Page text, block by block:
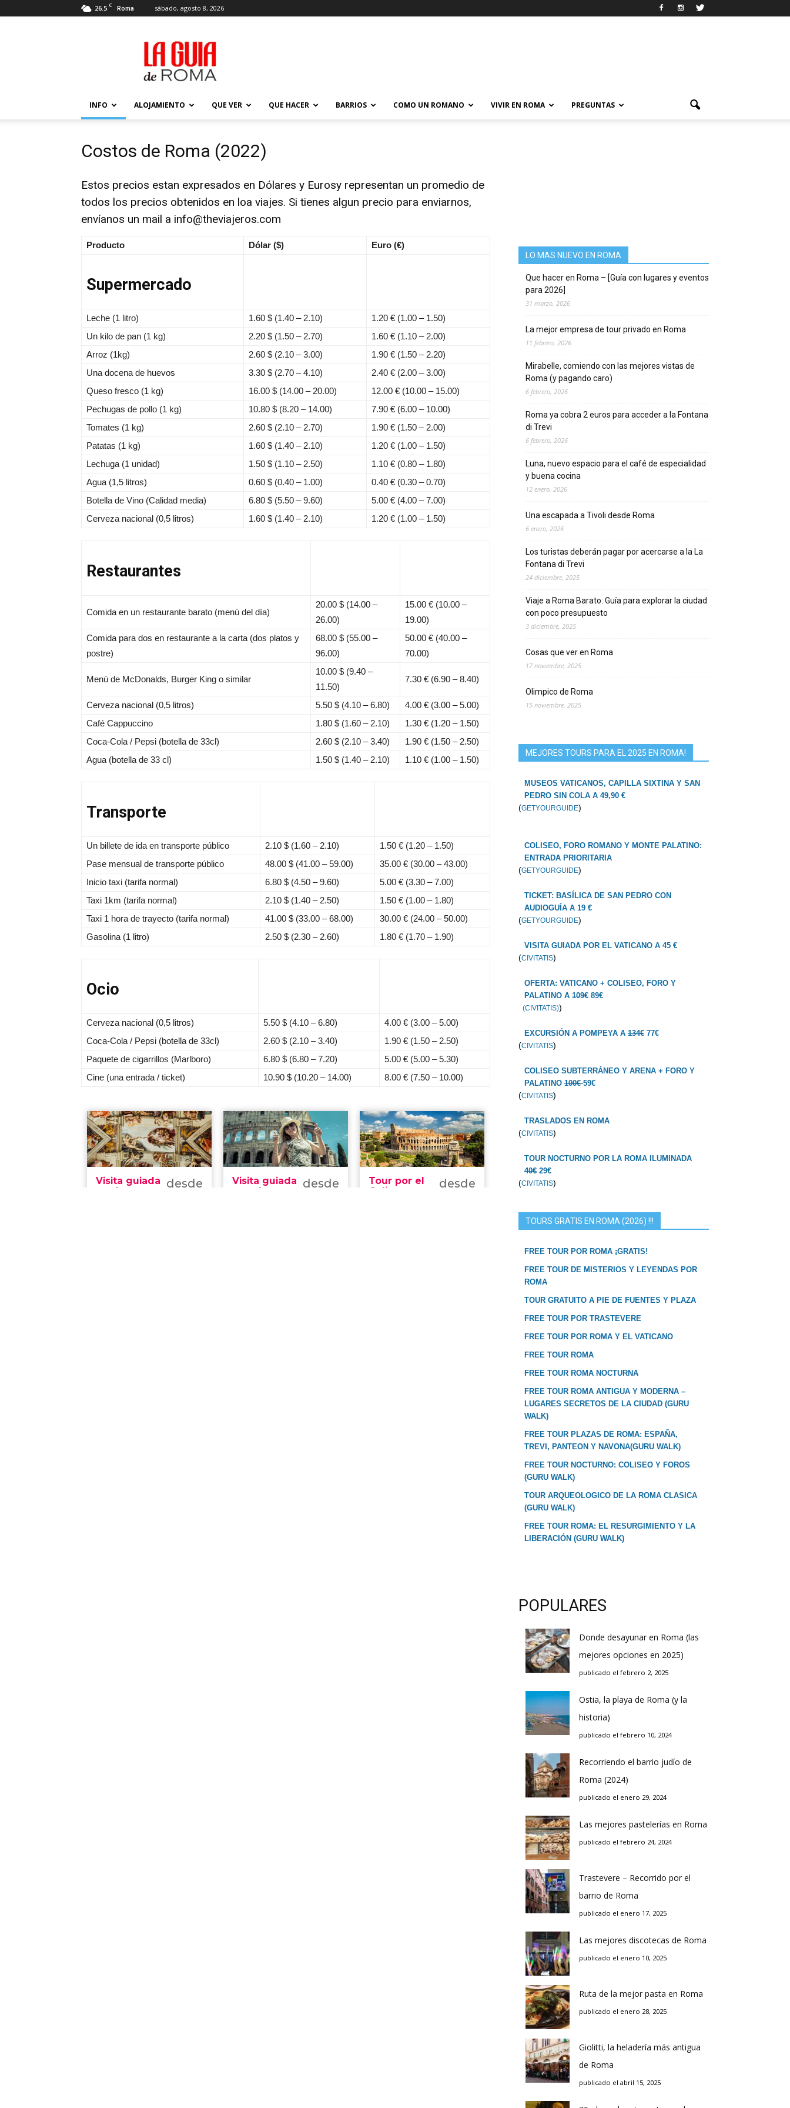
26.5 C Roma sábado, agosto 8, 2026
Actualizada
INFO ALOJAMIENTO QUE VER QUE HACER BARRIOS COMO UN ROMANO VIVIR EN ROMA PREGUNTAS
Costos de Roma (2022)
Estos precios estan expresados en Dólares y Eurosy representan un promedio de
todos los precios obtenidos en loa viajes. Si tienes algun precio para enviarnos,
envíanos un mail a info@theviajeros.com
Producto Dólar ($) Euro (€)
Supermercado
Leche (1 litro) 1.60 $ (1.40 – 2.10) 1.20 € (1.00 – 1.50)
Un kilo de pan (1 kg)
2.20 $ (1.50 – 2.70) 1.60 € (1.10 – 2.00)
Arroz (1kg)
2.60 $ (2.10 – 3.00) 1.90 € (1.50 – 2.20)
Una docena de huevos
3.30 $ (2.70 – 4.10) 2.40 € (2.00 – 3.00)
Queso fresco (1 kg)
16.00 $ (14.00 – 20.00) 12.00 € (10.00 – 15.00)
Pechugas de pollo (1 kg)
10.80 $ (8.20 – 14.00) 7.90 € (6.00 – 10.00)
Tomates (1 kg)
2.60 $ (2.10 – 2.70) 1.90 € (1.50 – 2.00)
Patatas (1 kg)
1.60 $ (1.40 – 2.10) 1.20 € (1.00 – 1.50)
Lechuga (1 unidad)
1.50 $ (1.10 – 2.50) 1.10 € (0.80 – 1.80)
Agua (1,5 litros)
0.60 $ (0.40 – 1.00) 0.40 € (0.30 – 0.70)
Botella de Vino (Calidad media)
6.80 $ (5.50 – 9.60) 5.00 € (4.00 – 7.00)
Cerveza nacional (0,5 litros)
1.60 $ (1.40 – 2.10) 1.20 € (1.00 – 1.50)
Restaurantes
Comida en un restaurante barato (menú del día)
20.00 $ (14.00 –
26.00)
15.00 € (10.00 –
19.00)
Comida para dos en restaurante a la carta (dos platos y
postre)
68.00 $ (55.00 –
96.00)
50.00 € (40.00 –
70.00)
Menú de McDonalds, Burger King o similar
10.00 $ (9.40 –
11.50)
7.30 € (6.90 – 8.40)
Cerveza nacional (0,5 litros) 5.50 $ (4.10 – 6.80) 4.00 € (3.00 – 5.00)
Café Cappuccino
1.80 $ (1.60 – 2.10) 1.30 € (1.20 – 1.50)
Coca-Cola / Pepsi (botella de 33cl)
2.60 $ (2.10 – 3.40) 1.90 € (1.50 – 2.50)
Agua (botella de 33 cl)
1.50 $ (1.40 – 2.10) 1.10 € (1.00 – 1.50)
Transporte
Un billete de ida en transporte público 2.10 $ (1.60 – 2.10) 1.50 € (1.20 – 1.50)
Pase mensual de transporte público
48.00 $ (41.00 – 59.00) 35.00 € (30.00 – 43.00)
Inicio taxi (tarifa normal)
6.80 $ (4.50 – 9.60) 5.00 € (3.30 – 7.00)
Taxi 1km (tarifa normal)
2.10 $ (1.40 – 2.50) 1.50 € (1.00 – 1.80)
Taxi 1 hora de trayecto (tarifa normal)
41.00 $ (33.00 – 68.00) 30.00 € (24.00 – 50.00)
Gasolina (1 litro)
2.50 $ (2.30 – 2.60) 1.80 € (1.70 – 1.90)
Ocio
Cerveza nacional (0,5 litros) 5.50 $ (4.10 – 6.80) 4.00 € (3.00 – 5.00)
Coca-Cola / Pepsi (botella de 33cl)
2.60 $ (2.10 – 3.40) 1.90 € (1.50 – 2.50)
Paquete de cigarrillos (Marlboro)
6.80 $ (6.80 – 7.20) 5.00 € (5.00 – 5.30)
Cine (una entrada / ticket)
10.90 $ (10.20 – 14.00) 8.00 € (7.50 – 10.00)
LO MAS NUEVO EN ROMA
Que hacer en Roma – [Guía con lugares y eventos
para 2026]
31 marzo, 2026
La mejor empresa de tour privado en Roma
11 febrero, 2026
Mirabelle, comiendo con las mejores vistas de
Roma (y pagando caro)
6 febrero, 2026
Roma ya cobra 2 euros para acceder a la Fontana
di Trevi
6 febrero, 2026
Luna, nuevo espacio para el café de especialidad
y buena cocina
12 enero, 2026
Una escapada a Tivoli desde Roma
6 enero, 2026
Los turistas deberán pagar por acercarse a la La
Fontana di Trevi
24 diciembre, 2025
Viaje a Roma Barato: Guía para explorar la ciudad
con poco presupuesto
3 diciembre, 2025
Cosas que ver en Roma
17 noviembre, 2025
Olimpico de Roma
15 noviembre, 2025
MEJORES TOURS PARA EL 2025 EN ROMA!
MUSEOS VATICANOS, CAPILLA SIXTINA Y SAN
PEDRO SIN COLA A 49,90 €
(GETYOURGUIDE)
COLISEO, FORO ROMANO Y MONTE PALATINO:
ENTRADA PRIORITARIA
(GETYOURGUIDE)
TICKET: BASÍLICA DE SAN PEDRO CON
AUDIOGUÍA A 19 €
(GETYOURGUIDE)
VISITA GUIADA POR EL VATICANO A 45 €
(CIVITATIS)
OFERTA: VATICANO + COLISEO, FORO Y
PALATINO A 109€ 89€
(CIVITATIS))
EXCURSIÓN A POMPEYA A 134€ 77€
(CIVITATIS)
COLISEO SUBTERRÁNEO Y ARENA + FORO Y
PALATINO 100€59€
(CIVITATIS)
TRASLADOS EN ROMA
(CIVITATIS)
TOUR NOCTURNO POR LA ROMA ILUMINADA
40€ 29€
(CIVITATIS)
TOURS GRATIS EN ROMA (2026) !!!
FREE TOUR POR ROMA ¡GRATIS!
FREE TOUR DE MISTERIOS Y LEYENDAS POR
ROMA
TOUR GRATUITO A PIE DE FUENTES Y PLAZA
FREE TOUR POR TRASTEVERE
FREE TOUR POR ROMA Y EL VATICANO
FREE TOUR ROMA
FREE TOUR ROMA NOCTURNA
FREE TOUR ROMA ANTIGUA Y MODERNA –
LUGARES SECRETOS DE LA CIUDAD (GURU
WALK)
FREE TOUR PLAZAS DE ROMA: ESPAÑA,
TREVI, PANTEON Y NAVONA(GURU WALK)
FREE TOUR NOCTURNO: COLISEO Y FOROS
(GURU WALK)
TOUR ARQUEOLOGICO DE LA ROMA CLASICA
(GURU WALK)
FREE TOUR ROMA: EL RESURGIMIENTO Y LA
LIBERACIÓN (GURU WALK)
POPULARES
Donde desayunar en Roma (las
mejores opciones en 2025)
publicado el febrero 2, 2025
Ostia, la playa de Roma (y la
historia)
publicado el febrero 10, 2024
Recorriendo el barrio judío de
Roma (2024)
publicado el enero 29, 2024
Las mejores pastelerías en Roma
publicado el febrero 24, 2024
Trastevere – Recorrido por el
barrio de Roma
publicado el enero 17, 2025
Las mejores discotecas de Roma
publicado el enero 10, 2025
Ruta de la mejor pasta en Roma
publicado el enero 28, 2025
Giolitti, la heladería más antigua
de Roma
publicado el abril 15, 2025